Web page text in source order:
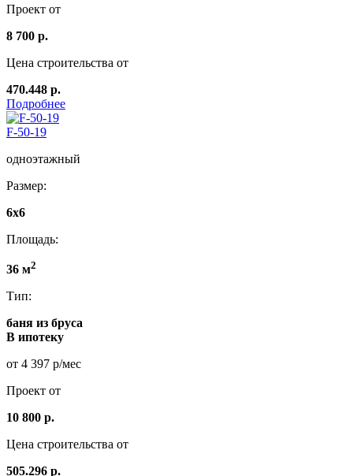
Проект от
8 700 р.
Цена строительства от
470.448 р.
Подробнее
F-50-19
одноэтажный
Размер:
6x6
Площадь:
36 м2
Тип:
баня из бруса
В ипотеку
от 4 397 р/мес
Проект от
10 800 р.
Цена строительства от
505.296 р.